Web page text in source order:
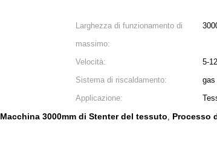
Larghezza di funzionamento di
massimo:
Velocità:
5-
Sistema di riscaldamento:
gas
Applicazione:
Macchina 3000mm di Stenter del tessuto, Processo